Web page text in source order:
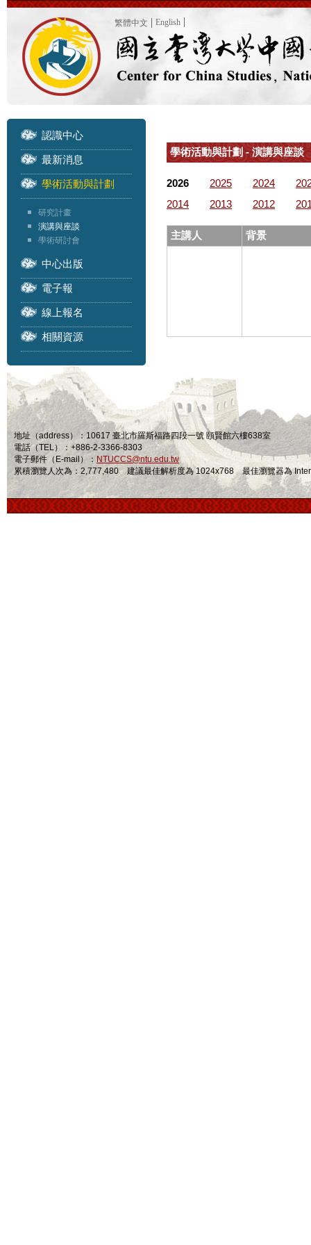
繁體中文 English
認識中心
最新消息
學術活動與計劃
研究計畫
演講與座談
學術研討會
中心出版
電子報
線上報名
相關資源
學術活動與計劃 - 演講與座談
2026 2025 2024
2014
2013 2012
主講人 背景
地址（address）：10617 臺北市羅斯福路四段一號 頤賢館六樓638室
電話（TEL）：+886-2-3366-8303
電子郵件（E-mail）： NTUCCS@ntu.edu.tw
累積瀏覽人次為：2,777,480 建議最佳解析度為 1024x768 最佳瀏覽器為